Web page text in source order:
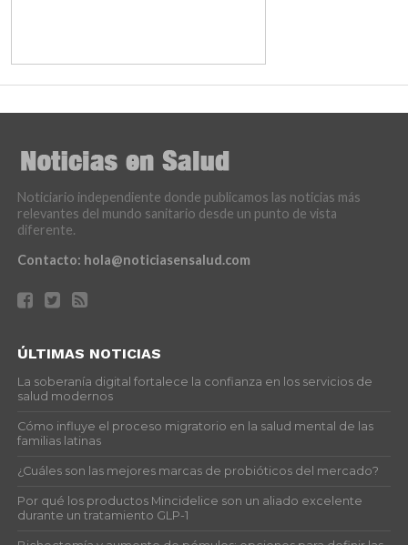
Noticiario independiente donde publicamos las noticias más
relevantes del mundo sanitario desde un punto de vista
diferente.
Contacto: hola@noticiasensalud.com
ÚLTIMAS NOTICIAS
La soberanía digital fortalece la confianza en los servicios de
salud modernos
Cómo influye el proceso migratorio en la salud mental de las
familias latinas
¿Cuáles son las mejores marcas de probióticos del mercado?
Por qué los productos Mincidelice son un aliado excelente
durante un tratamiento GLP-1